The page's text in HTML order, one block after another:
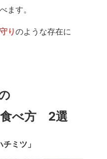
ます。
りのような存在に
食べ方 2選
ミツ」